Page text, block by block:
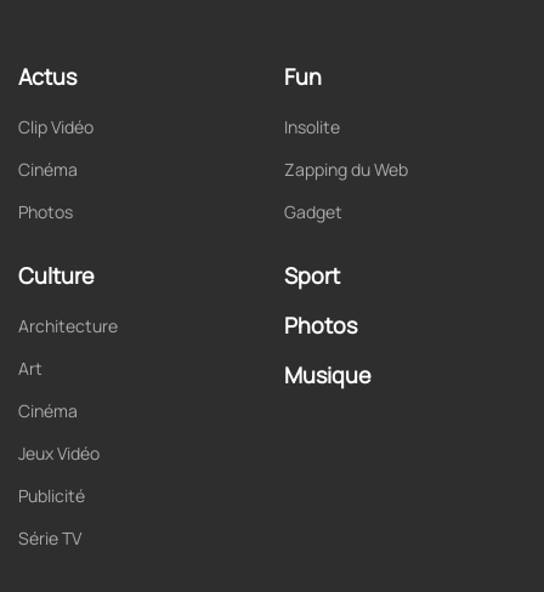
Actus
Clip Vidéo
Cinéma
Photos
Fun
Insolite
Zapping du Web
Gadget
Culture
Architecture
Art
Cinéma
Jeux Vidéo
Publicité
Série TV
Sport
Photos
Musique